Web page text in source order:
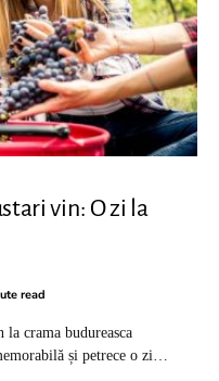
vin: O zi la
read
crama budureasca
și petrece o zi…